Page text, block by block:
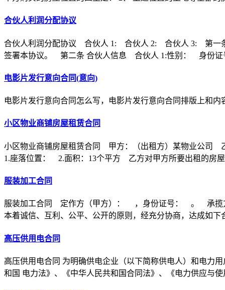
合伙人利润分配协议
合伙人利润分配协议 合伙人 1: 合伙人 2: 合伙人 3: 第一条
签署本协议。 第二条 合伙人信息 合伙人 1:性别： 身份
电影片发行意向合同(意向)
电影片发行意向合同怎么写，电影片发行意向合同排版上和
小区物业商铺房屋租赁合同
小区物业商铺房屋租赁合同 甲方：（出租方）某物业公司
1.座落位置： 2.面积：13个平方 乙方对甲方所要出租的房
服装加工合同
服装加工合同 定作方（甲方）： ，身份证号： 。 承揽
本着诚信、互利、公平、公开的原则，经充分协商，达成如下
高压供用电合同
高压供用电合同 为明确供电企业（以下简称供电人）和电力
和国 电力法》、《中华人民共和国合同法》、《电力供应与